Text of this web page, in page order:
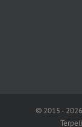
© 2015 -